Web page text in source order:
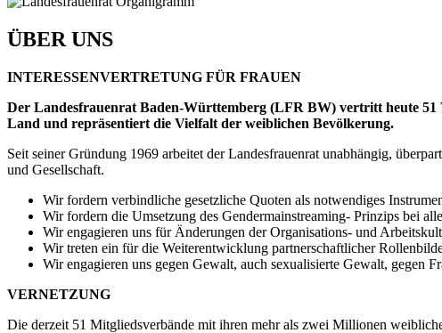
ÜBER UNS
INTERESSENVERTRETUNG FÜR FRAUEN
Der Landesfrauenrat Baden-Württemberg (LFR BW) vertritt heute
Land und repräsentiert die Vielfalt der weiblichen Bevölkerung.
Seit seiner Gründung 1969 arbeitet der Landesfrauenrat unabhängig,
und Gesellschaft.
Wir fordern verbindliche gesetzliche Quoten als notwendiges
Wir fordern die Umsetzung des Gendermainstreaming- Prinzips bei
Wir engagieren uns für Änderungen der Organisations- und
Wir treten ein für die Weiterentwicklung partnerschaftlicher
Wir engagieren uns gegen Gewalt, auch sexualisierte Gewalt, gegen
VERNETZUNG
Die derzeit 51 Mitgliedsverbände mit ihren mehr als zwei Millionen